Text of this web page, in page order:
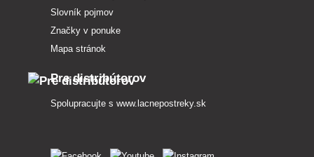
Slovník pojmov
Značky v ponuke
Mapa stránok
Pre distribútorov
Spolupracujte s www.lacnepostreky.sk